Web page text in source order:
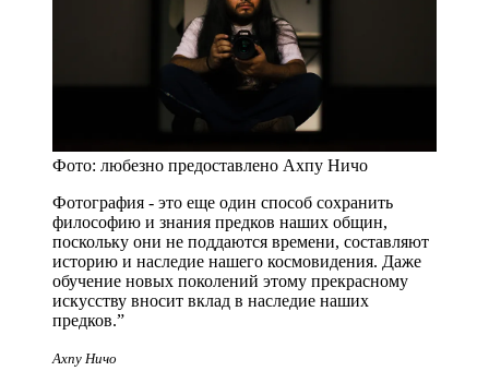
Фото: любезно предоставлено Ахпу Ничо
Фотография - это еще один способ сохранить
философию и знания предков наших общин,
поскольку они не поддаются времени, составляют
историю и наследие нашего космовидения. Даже
обучение новых поколений этому прекрасному
искусству вносит вклад в наследие наших
предков.”
Ахпу Ничо